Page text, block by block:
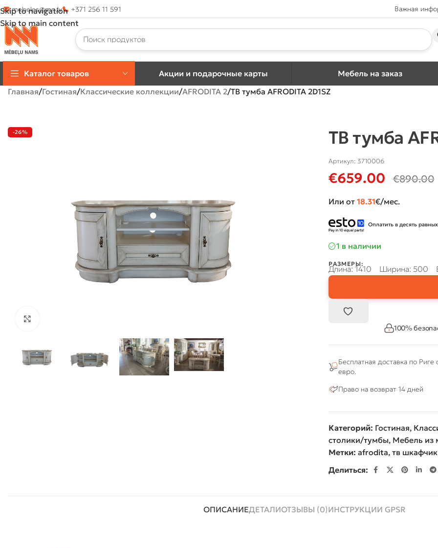
Skip to navigation
Skip to main content
mebeles@mn.lv +371 256 11 591 Важная
Каталог товаров Акции и подарочные карты
Мебель на заказ
Главная Гостиная Классические коллекции AFRODITA 2 ТВ тумба AFRODITA 2D1SZ
-26% ТВ тумба
Артикул: 3710006
€659.00 €890.00
Или от 18.31€/мес.
Оплатить в десять
1 в наличии
РАЗМЕРЫ:
Длина: 1410 Ширина: 500
100%
Бесплатная доставка по Риге
евро.
Право на возврат 14 дней
Категорий: Гостиная,
столики/тумбы, Мебель из
Метки: afrodita, тв шкафчик
Делиться:
ОПИСАНИЕДЕТАЛИОТЗЫВЫ (0)ИНСТРУКЦИИ GPSR